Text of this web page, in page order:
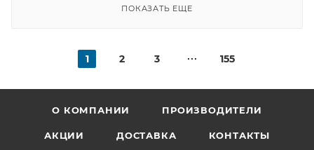
ПОКАЗАТЬ ЕЩЕ
1 2 3 155
О КОМПАНИИ ПРОИЗВОДИТЕЛИ
АКЦИИ ДОСТАВКА КОНТАКТЫ